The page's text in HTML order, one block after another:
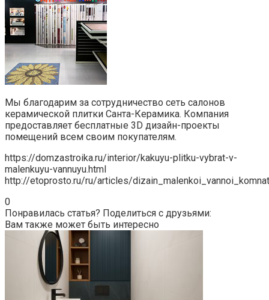
Мы благодарим за сотрудничество сеть салонов
керамической плитки Санта-Керамика. Компания
предоставляет бесплатные 3D дизайн-проекты
помещений всем своим покупателям.
https://domzastroika.ru/interior/kakuyu-plitku-vybrat-v-
malenkuyu-vannuyu.html
http://etoprosto.ru/ru/articles/
0
Понравилась статья? Поделиться с друзьями:
Вам также может быть интересно